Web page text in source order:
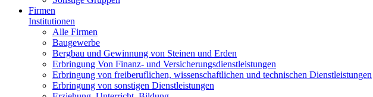
Firmen
Institutionen
Alle Firmen
Baugewerbe
Bergbau und Gewinnung von Steinen und Erden
Erbringung Von Finanz- und Versicherungsdienstleistungen
Erbringung von freiberuflichen, wissenschaftlichen und technischen Dienstleistungen
Erbringung von sonstigen Dienstleistungen